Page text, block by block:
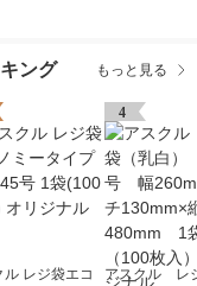
ング もっと見る
ル レジ袋エコ
4
アスクル レ